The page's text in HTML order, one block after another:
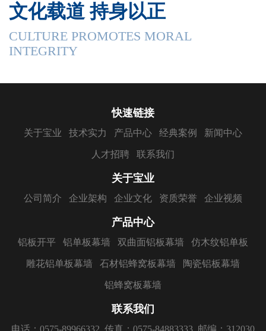
文化载道 持身以正
CULTURE PROMOTES MORAL
INTEGRITY
快速链接
关于宝业 技术实力 产品中心 经典案例 新闻中心
人才招聘 联系我们
关于宝业
公司简介 企业架构 企业文化 资质荣誉 企业视频
产品中心
铝板开平 铝单板幕墙 双曲面铝板幕墙 仿木纹铝单板
雕花铝单板幕墙 石材铝蜂窝板幕墙 陶瓷铝板幕墙
铝蜂窝板幕墙
联系我们